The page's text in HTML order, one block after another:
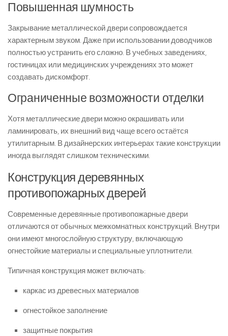
Повышенная шумность
Закрывание металлической двери сопровождается
характерным звуком. Даже при использовании доводчиков
полностью устранить его сложно. В учебных заведениях,
гостиницах или медицинских учреждениях это может
создавать дискомфорт.
Ограниченные возможности отделки
Хотя металлические двери можно окрашивать или
ламинировать, их внешний вид чаще всего остаётся
утилитарным. В дизайнерских интерьерах такие конструкции
иногда выглядят слишком техническими.
Конструкция деревянных
противопожарных дверей
Современные деревянные противопожарные двери
отличаются от обычных межкомнатных конструкций. Внутри
они имеют многослойную структуру, включающую
огнестойкие материалы и специальные уплотнители.
Типичная конструкция может включать:
каркас из древесных материалов
огнестойкое заполнение
защитные покрытия